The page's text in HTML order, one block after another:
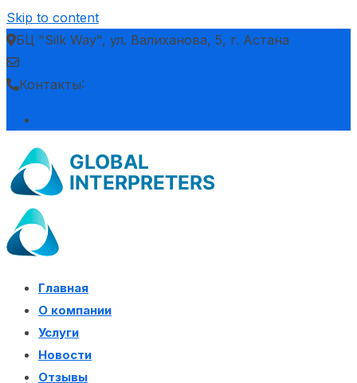
Skip to content
БЦ "Silk Way", ул. Валиханова, 5, г. Астана
Контакты:
Главная
О компании
Услуги
Новости
Отзывы